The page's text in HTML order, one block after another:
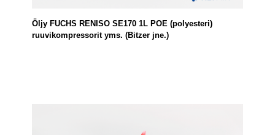
Öljy FUCHS RENISO SE170 1L POE (polyesteri)
ruuvikompressorit yms. (Bitzer jne.)